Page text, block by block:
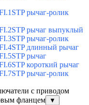
рычаг-ролик
рычаг выпуклый
рычаг-ролик
длинный рычаг
рычаг
короткий рычаг
рычаг-ролик
с приводом
фланцем
▼